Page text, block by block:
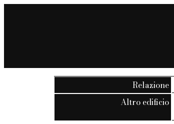
Relazione
Altro edificio